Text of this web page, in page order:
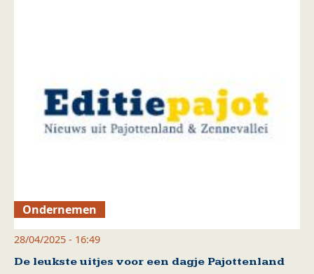
Ondernemen
28/04/2025 - 16:49
De leukste uitjes voor een dagje Pajottenland